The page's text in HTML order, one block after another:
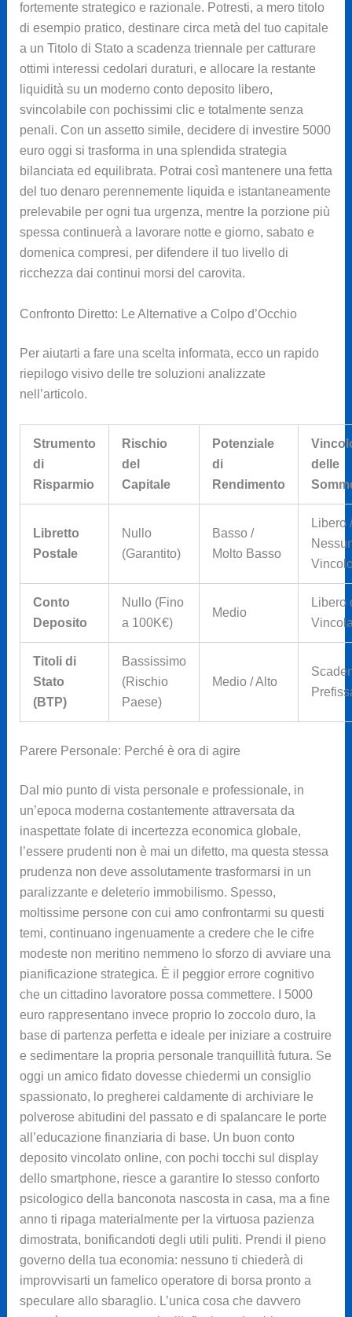
fortemente strategico e razionale. Potresti, a mero titolo
di esempio pratico, destinare circa metà del tuo capitale
a un Titolo di Stato a scadenza triennale per catturare
ottimi interessi cedolari duraturi, e allocare la restante
liquidità su un moderno conto deposito libero,
svincolabile con pochissimi clic e totalmente senza
penali. Con un assetto simile, decidere di investire 5000
euro oggi si trasforma in una splendida strategia
bilanciata ed equilibrata. Potrai così mantenere una fetta
del tuo denaro perennemente liquida e istantaneamente
prelevabile per ogni tua urgenza, mentre la porzione più
spessa continuerà a lavorare notte e giorno, sabato e
domenica compresi, per difendere il tuo livello di
ricchezza dai continui morsi del carovita.
Confronto Diretto: Le Alternative a Colpo d’Occhio
Per aiutarti a fare una scelta informata, ecco un rapido
riepilogo visivo delle tre soluzioni analizzate
nell’articolo.
Strumento
di
Risparmio
Rischio
del
Capitale
Potenziale
di
Rendimento
delle
Libretto
Postale
Nullo
(Garantito)
Basso /
Molto Basso
Libero /
Conto
Deposito
Nullo (Fino
a 100K€)
Medio
Libero
Titoli di
Stato
(BTP)
Bassissimo
(Rischio
Paese)
Medio / Alto
Parere Personale: Perché è ora di agire
Dal mio punto di vista personale e professionale, in
un’epoca moderna costantemente attraversata da
inaspettate folate di incertezza economica globale,
l’essere prudenti non è mai un difetto, ma questa stessa
prudenza non deve assolutamente trasformarsi in un
paralizzante e deleterio immobilismo. Spesso,
moltissime persone con cui amo confrontarmi su questi
temi, continuano ingenuamente a credere che le cifre
modeste non meritino nemmeno lo sforzo di avviare una
pianificazione strategica. È il peggior errore cognitivo
che un cittadino lavoratore possa commettere. I 5000
euro rappresentano invece proprio lo zoccolo duro, la
base di partenza perfetta e ideale per iniziare a costruire
e sedimentare la propria personale tranquillità futura. Se
oggi un amico fidato dovesse chiedermi un consiglio
spassionato, lo pregherei caldamente di archiviare le
polverose abitudini del passato e di spalancare le porte
all’educazione finanziaria di base. Un buon conto
deposito vincolato online, con pochi tocchi sul display
dello smartphone, riesce a garantire lo stesso conforto
psicologico della banconota nascosta in casa, ma a fine
anno ti ripaga materialmente per la virtuosa pazienza
dimostrata, bonificandoti degli utili puliti. Prendi il pieno
governo della tua economia: nessuno ti chiederà di
improvvisarti un famelico operatore di borsa pronto a
speculare allo sbaraglio. L’unica cosa che davvero